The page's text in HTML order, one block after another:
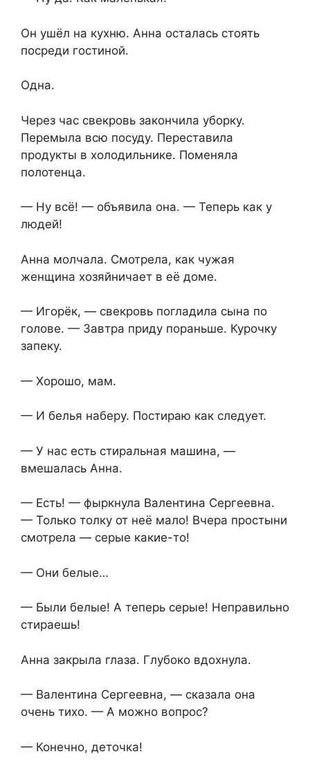
Он ушёл на кухню. Анна осталась стоять
посреди гостиной.
Одна.
Через час свекровь закончила уборку.
Перемыла всю посуду. Переставила
продукты в холодильнике. Поменяла
полотенца.
— Ну всё! — объявила она. — Теперь как у
людей!
Анна молчала. Смотрела, как чужая
женщина хозяйничает в её доме.
— Игорёк, — свекровь погладила сына по
голове. — Завтра приду пораньше. Курочку
запеку.
— Хорошо, мам.
— И белья наберу. Постираю как следует.
— У нас есть стиральная машина, —
вмешалась Анна.
— Есть! — фыркнула Валентина Сергеевна.
— Только толку от неё мало! Вчера простыни
смотрела — серые какие-то!
— Они белые…
— Были белые! А теперь серые! Неправильно
стираешь!
Анна закрыла глаза. Глубоко вдохнула.
— Валентина Сергеевна, — сказала она
очень тихо. — А можно вопрос?
— Конечно, деточка!